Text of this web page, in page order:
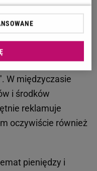
wykorzystać
tańca (placówka
na temat
Później Cichopek
a obecnie
W międzyczasie
i środków
reklamuje
oczywiście również
pieniędzy i